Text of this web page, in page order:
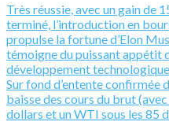
Très réussie, avec un gain de
terminé, l’introduction en
propulse la fortune d’Elon
témoigne du puissant appétit
développement
Sur fond d’entente confirmée
baisse des cours du brut
dollars et un WTI sous les 85